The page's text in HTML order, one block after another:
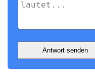
Antwort senden